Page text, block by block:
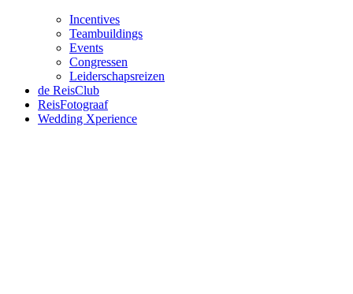
Incentives
Teambuildings
Events
Congressen
Leiderschapsreizen
de ReisClub
ReisFotograaf
Wedding Xperience